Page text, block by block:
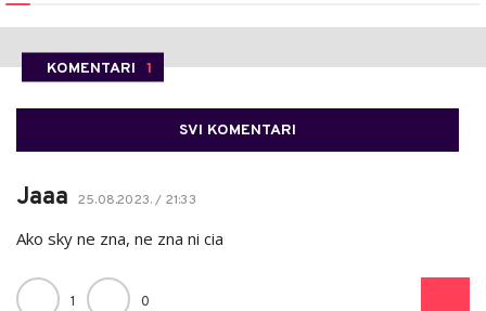
KOMENTARI 1
SVI KOMENTARI
Jaaa 25.08.2023. / 21:33
Ako sky ne zna, ne zna ni cia
1 0